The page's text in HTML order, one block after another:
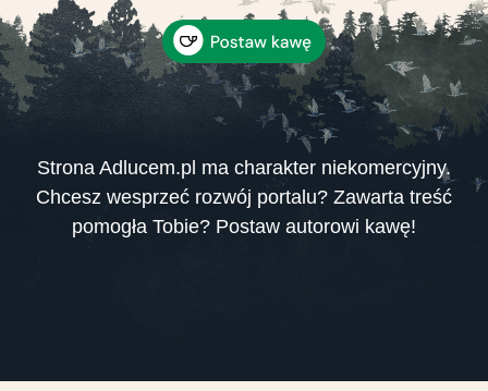
Strona Adlucem.pl ma charakter niekomercyjny.
Chcesz wesprzeć rozwój portalu? Zawarta treść
pomogła Tobie? Postaw autorowi kawę!